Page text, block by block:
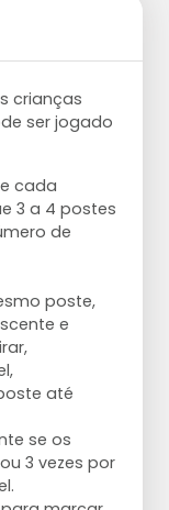
crianças
ser jogado
cada
3 a 4 postes
de
poste,
e
até
se os
3 vezes por